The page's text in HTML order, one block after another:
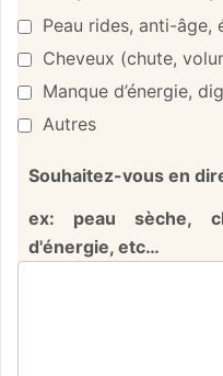
Peau rides, anti-
Cheveux (chute,
Manque d’énergie,
Autres
Souhaitez-vous en
ex: peau sèche,
d'énergie, etc…